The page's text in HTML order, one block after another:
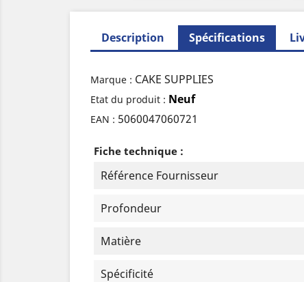
Description Spécifications
Marque : CAKE SUPPLIES
Etat du produit : Neuf
EAN : 5060047060721
Fiche technique :
Référence Fournisseur
Profondeur
Matière
Spécificité